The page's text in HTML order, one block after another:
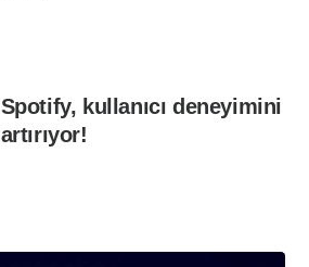
Spotify, kullanıcı deneyimini
artırıyor!